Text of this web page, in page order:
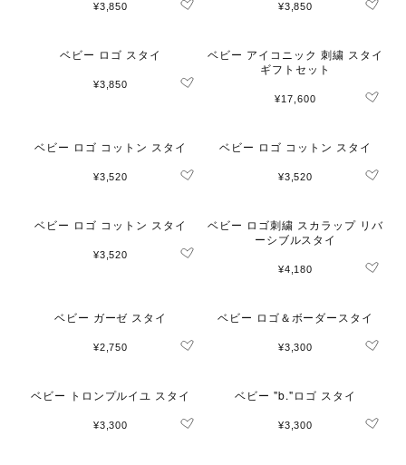
¥3,850 ¥3,850
ベビー ロゴ スタイ
¥3,850
ベビー アイコニック 刺繍 スタイ
ギフトセット
¥17,600
ベビー ロゴ コットン スタイ
¥3,520
ベビー ロゴ コットン スタイ
¥3,520
ベビー ロゴ コットン スタイ
¥3,520
ベビー ロゴ刺繍 スカラップ リバ
ーシブルスタイ
¥4,180
ベビー ガーゼ スタイ
¥2,750
ベビー ロゴ＆ボーダースタイ
¥3,300
ベビー トロンプルイユ スタイ
¥3,300
ベビー "b."ロゴ スタイ
¥3,300